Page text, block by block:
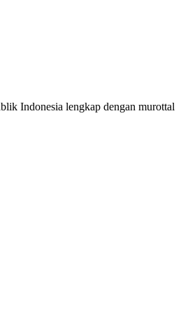
Indonesia lengkap dengan murottal